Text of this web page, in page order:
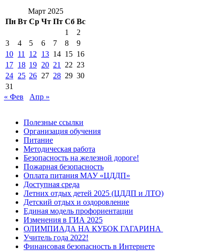
Март 2025
Пн Вт Ср Чт Пт Сб Вс
1
2
3
4 5 6 7 8
9
10 11 12 13 14 15 16
17 18 19 20 21 22 23
24 25 26 27 28 29 30
31
« Фев
Апр »
Полезные ссылки
Организация обучения
Питание
Методическая работа
Безопасность на железной дороге!
Пожарная безопасность
Оплата питания МАУ «ЦДДП»
Доступная среда
Летних отдых детей 2025 (ЦДДП и ЛТО)
Детский отдых и оздоровление
Единая модель профориентации
Изменения в ГИА 2025
ОЛИМПИАДА НА КУБОК ГАГАРИНА
Учитель года 2022!
Финансовая безопасность в Интернете